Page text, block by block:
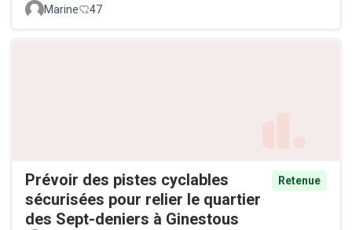
Marine 47
Prévoir des pistes cyclables
sécurisées pour relier le quartier
des Sept-deniers à Ginestous
Retenue